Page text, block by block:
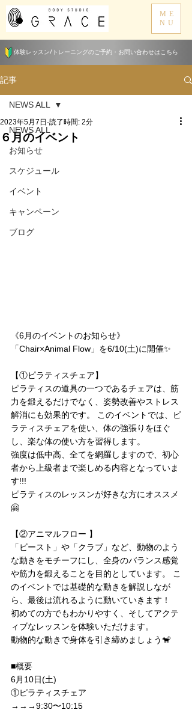
ME
NU
体験レッスン/トレーニングのご予約・お問い合わせはこちら
記事
NEWS ALL
お知らせ
スケジュール
イベント
キャンペーン
ブログ
NEWS ALL
６月のイベント
2023年5月7日 読了時間: 2分
《6月のイベントのお知らせ》
「Chair×Animal Flow」を6/10(土)に開催✨
【①ピラティスチェア】
ピラティスの道具の一つであるチェアは、筋
力を鍛えるだけでなく、姿勢改善やストレス
解消にも効果的です。 このイベントでは、ピ
ラティスチェアを使い、体の強張りをほぐ
し、楽な体の使い方を習得します。
強度は低中高、全てを網羅しますので、初心
者から上級者まで楽しめる内容となっていま
す!!!
ピラティスのレッスンが好きな方にオススメ
🤗
【②アニマルフロー 】
「ビースト」や「クラブ」など、動物のよう
な動きをモチーフにし、全身のバランス感覚
や筋力を鍛えることを目的としています。 こ
のイベントでは基礎的な動きを解説しなが
ら、最後は流れるように動いていきます！
初めての方でもわかりやすく、そしてアクテ
ィブなレッスンを体験いただけます。
動物的な動きで身体を引き締めましょう🐒
■概要
6月10日(土)
①ピラティスチェア
→→→9:30〜10:15